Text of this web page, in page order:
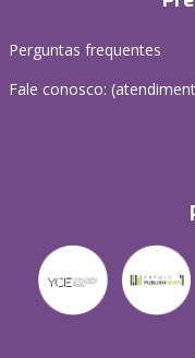
Perguntas frequentes
Fale conosco: